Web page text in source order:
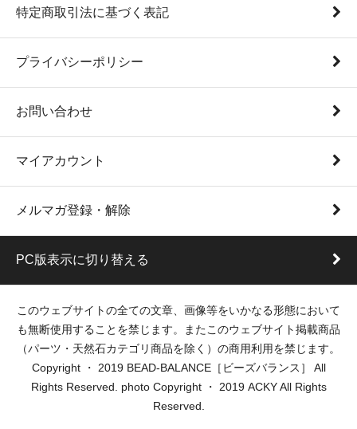
特定商取引法に基づく表記
プライバシーポリシー
お問い合わせ
マイアカウント
メルマガ登録・解除
PC版表示に切り替える
このウェブサイトの全ての文章、画像等をいかなる形態において
も無断使用することを禁じます。またこのウェブサイト掲載商品
（パーツ・天然石カテゴリ商品を除く）の商用利用を禁じます。
Copyright ・ 2019 BEAD-BALANCE［ビーズバランス］ All
Rights Reserved. photo Copyright ・ 2019 ACKY All Rights
Reserved.